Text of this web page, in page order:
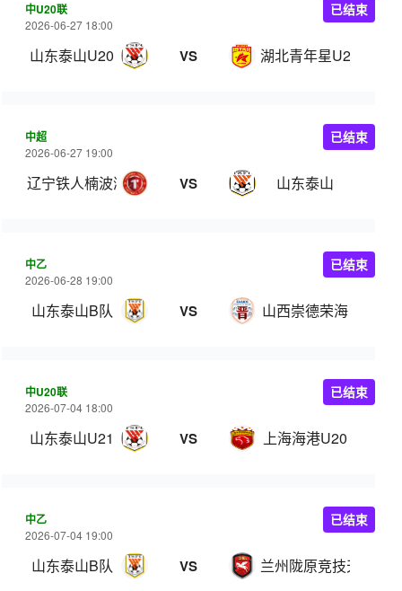
中U20联
2026-06-27 18:00
山东泰山U20 VS 湖北青年星U20
已结束
中超
2026-06-27 19:00
辽宁铁人楠波湾 VS 山东泰山
已结束
中乙
2026-06-28 19:00
山东泰山B队 VS 山西崇德荣海
已结束
中U20联
2026-07-04 18:00
山东泰山U21 VS 上海海港U20
已结束
中乙
2026-07-04 19:00
山东泰山B队 VS 兰州陇原竞技天佑德
已结束